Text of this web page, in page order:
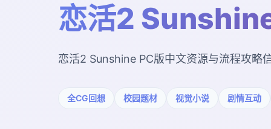
恋活2
恋活2 Sunshine PC版中文资源与流程攻略
全CG回想 校园题材 视觉小说 剧情互动